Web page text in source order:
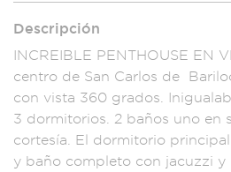
Descripción
INCREIBLE PENTHOUSE EN
centro de San Carlos de Baril
con vista 360 grados.
3 dormitorios. 2 baños uno en
cortesía. El dormitorio p
y baño compl eto con jacuzzi y